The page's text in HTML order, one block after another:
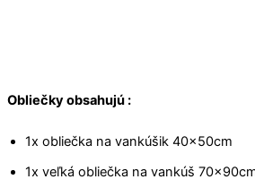
Obliečky obsahujú :
1x obliečka na vankúšik 40x50cm
1x veľká obliečka na vankúš